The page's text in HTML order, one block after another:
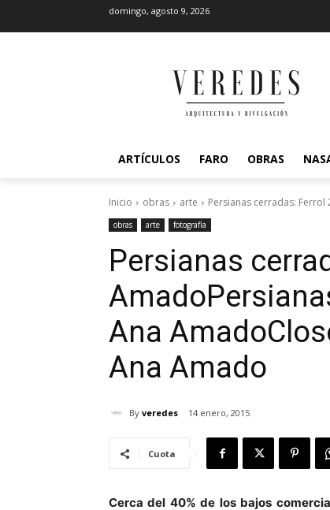
domingo, agosto 9, 2026
ARTÍCULOS FARO OBRAS
Inicio obras arte Persianas cerradas:
obras arte fotografía
Persianas
Amado
Ana Amado
Ana Amado
By veredes 14 enero, 2015
Cuota
Cerca del 40% de los bajos